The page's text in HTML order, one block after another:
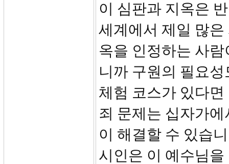
이 심판과 지옥은
세계에서 제일 많
옥을 인정하는 사
니까 구원의 필요
체험 코스가 있다
죄 문제는 십자가
이 해결할 수 있습
시인은 이 예수님